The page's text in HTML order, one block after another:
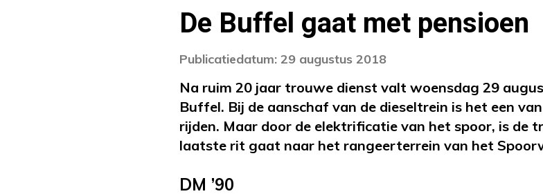
De Buffel gaat met pensioen
Publicatiedatum: 29 augustus 2018
Na ruim 20 jaar trouwe dienst valt woensdag 29
Buffel. Bij de aanschaf van de dieseltrein is het een
rijden. Maar door de elektrificatie van het spoor, is de
laatste rit gaat naar het rangeerterrein van het
DM ’90